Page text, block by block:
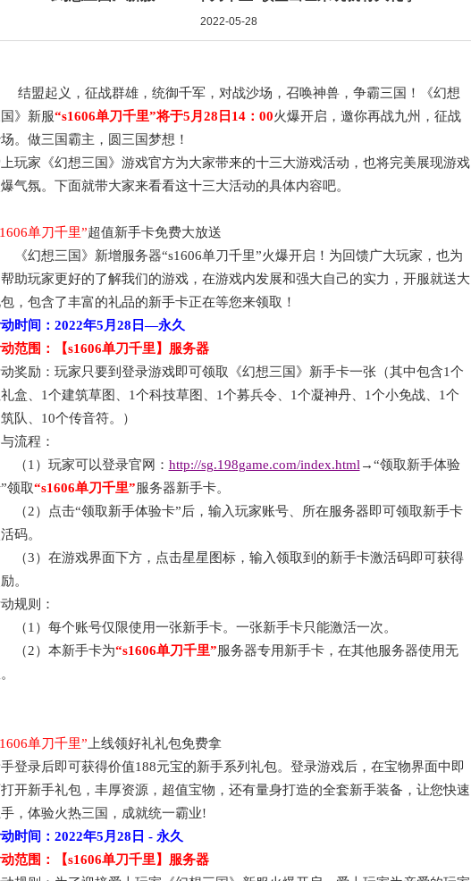
2022-05-28
起义，征战群雄，统御千军，对战沙场，召唤神兽，争霸三国！《幻想
》新服“s1606单刀千里”将于5月28日 14：00火爆开启，邀你再战九州，征战
。做三国霸主，圆三国梦想！
玩家《幻想三国》游戏官方为大家带来的十三大游戏活动，也将完美展现游戏
气氛。下面就带大家来看看这十三大活动的具体内容吧。
单刀千里”超值新手卡免费大放送
幻想三国》新增服务器“s1606单刀千里”火爆开启！为回馈广大玩家，也为
助玩家更好的了解我们的游戏，在游戏内发展和强大自己的实力，开服就送大
，包含了丰富的礼品的新手卡正在等您来领取！
时间： 2022年5月28日—永久
范围：【s1606单刀千里 】服务器
奖励：玩家只要到登录游戏即可领取《幻想三国》新手卡一张（其中包含1个
盒、1个建筑草图、1个科技草图、1个募兵令、1个凝神丹、1个小免战、1个
队、10个传音符。）
流程：
1）玩家可以登录官网： http://sg.198game.com/index.html →“领取新手体验
领取“s1606单刀千里” 服务器新手卡。
2）点击“领取新手体验卡”后，输入玩家账号、所在服务器即可领取新手卡
码。
3）在游戏界面下方，点击星星图标，输入领取到的新手卡激活码即可获得
。
规则：
1）每个账号仅限使用一张新手卡。一张新手卡只能激活一次。
2）本新手卡为“s1606单刀千里” 服务器专用新手卡，在其他服务器使用无
单刀千里” 上线领好礼礼包免费拿
登录后即可获得价值188元宝的新手系列礼包。登录游戏后，在宝物界面中即
开新手礼包，丰厚资源，超值宝物，还有量身打造的全套新手装备，让您快速
，体验火热三国，成就统一霸业!
时间： 2022年5月28日 - 永久
范围：【s1606单刀千里 】服务器